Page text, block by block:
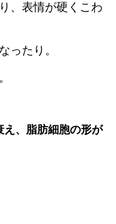
、表情が硬くこわ
ったり。
、脂肪細胞の形が